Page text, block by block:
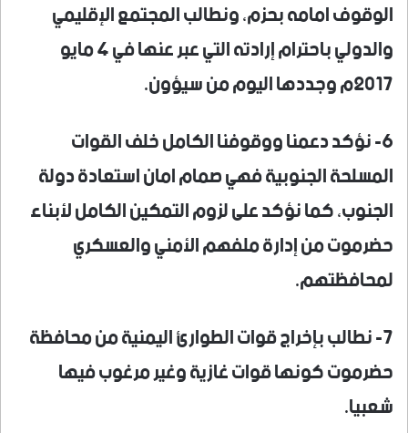
الوقوف امامه بحزم، ونطالب المجتمع الإقليمي
والدولي باحترام إرادته التي عبر عنها في 4 مايو
2017م وجددها اليوم من سيؤون.
6- نؤكد دعمنا ووقوفنا الكامل خلف القوات
المسلحة الجنوبية فهي صمام امان استعادة دولة
الجنوب، كما نؤكد على لزوم التمكين الكامل لأبناء
حضرموت من إدارة ملفهم الأمني والعسكري
لمحافظتهم.
7- نطالب بإخراج قوات الطوارئ اليمنية من محافظة
حضرموت كونها قوات غازية وغير مرغوب فيها
شعبيا.